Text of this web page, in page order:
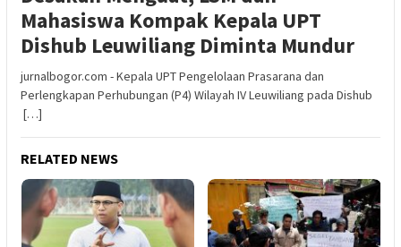
Mahasiswa Kompak Kepala UPT
Dishub Leuwiliang Diminta Mundur
jurnalbogor.com - Kepala UPT Pengelolaan Prasarana dan
Perlengkapan Perhubungan (P4) Wilayah IV Leuwiliang pada Dishub
[…]
RELATED NEWS